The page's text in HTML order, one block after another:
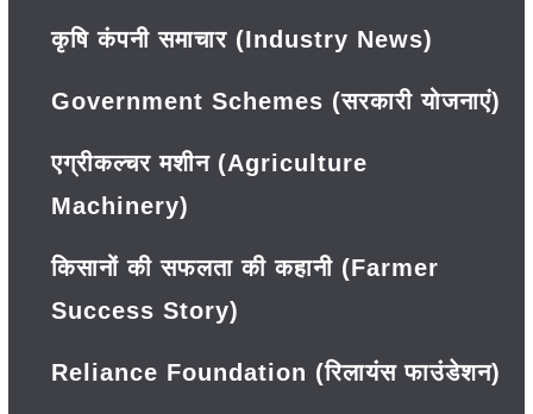
कृषि कंपनी समाचार (Industry News)
Government Schemes (सरकारी योजनाएं)
एग्रीकल्चर मशीन (Agriculture
Machinery)
किसानों की सफलता की कहानी (Farmer
Success Story)
Reliance Foundation (रिलायंस फाउंडेशन)